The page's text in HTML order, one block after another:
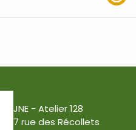
JNE - Atelier 128
7 rue des Récollets